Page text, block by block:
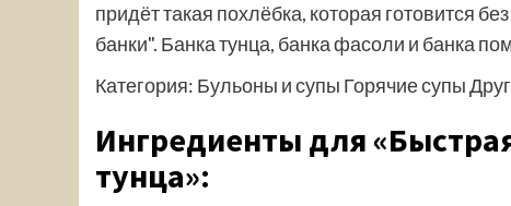
придёт такая похлёбка, которая готовится
банки". Банка тунца, банка фасоли и банка
Категория: Бульоны и супы Горячие супы
Ингредиенты для
тунца»: